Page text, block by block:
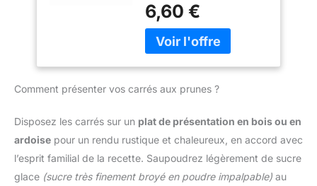
de grandes quantités de
pâte, cuire des cookies
aux pépites de chocolat,
pommes de terre pour
repas Facile à détacher
et à nettoyer : la tête
inclinable s’arrête
automatiquement
lorsqu’on la soulève, ce
de chocolat ou de sucre
glas. Fabriqué en acier
chromé pour une longue
toutes les parties du
partie inférieure. Protège
les surfaces de la cuisine
contre les brûlures. Ce
produit ne passe pas au
lave-vaisselle.
6,60 €
Comment présenter vos carrés aux prunes ?
Disposez les carrés sur un plat de présentation en bois ou en
ardoise pour un rendu rustique et chaleureux, en accord avec
l’esprit familial de la recette. Saupoudrez légèrement de sucre
glace (sucre très finement broyé en poudre impalpable) au